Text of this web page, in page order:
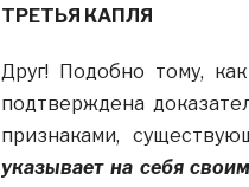
ТРЕТЬЯ КАПЛЯ
Друг! Подобно тому,
подтверждена
признаками,
указывает на себя